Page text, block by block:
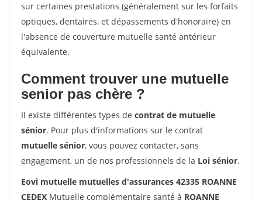
sur certaines prestations (généralement sur les forfaits
optiques, dentaires, et dépassements d'honoraire) en
l'absence de couverture mutuelle santé antérieur
équivalente.
Comment trouver une mutuelle
senior pas chère ?
Il existe différentes types de contrat de mutuelle
sénior. Pour plus d'informations sur le contrat
mutuelle sénior, vous pouvez contacter, sans
engagement, un de nos professionnels de la Loi sénior.
Eovi mutuelle mutuelles d'assurances 42335 ROANNE
CEDEX Mutuelle complémentaire santé à ROANNE